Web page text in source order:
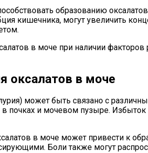
образованию
кишечника, могут увеличить
в моче при наличии
оксалатов в моче
может быть связано с
почках и мочевом пузыре.
в моче может привести к
Боли также могут